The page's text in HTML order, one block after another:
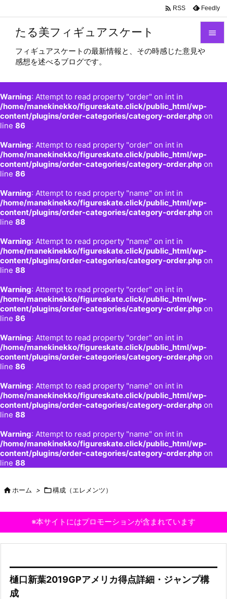
たる美フィギュアスケート
フィギュアスケートの最新情報と、その時感じた意見や
感想を述べるブログです。
Warning: Attempt to read property "order" on int in
/home/manekinekko/figureskate.click/public_html/wp-
content/plugins/order-categories/category-order.php on
line 86
Warning: Attempt to read property "order" on int in
/home/manekinekko/figureskate.click/public_html/wp-
content/plugins/order-categories/category-order.php on
line 86
Warning: Attempt to read property "name" on int in
/home/manekinekko/figureskate.click/public_html/wp-
content/plugins/order-categories/category-order.php on
line 88
Warning: Attempt to read property "name" on int in
/home/manekinekko/figureskate.click/public_html/wp-
content/plugins/order-categories/category-order.php on
line 88
Warning: Attempt to read property "order" on int in
/home/manekinekko/figureskate.click/public_html/wp-
content/plugins/order-categories/category-order.php on
line 86
Warning: Attempt to read property "order" on int in
/home/manekinekko/figureskate.click/public_html/wp-
content/plugins/order-categories/category-order.php on
line 86
Warning: Attempt to read property "name" on int in
/home/manekinekko/figureskate.click/public_html/wp-
content/plugins/order-categories/category-order.php on
line 88
Warning: Attempt to read property "name" on int in
/home/manekinekko/figureskate.click/public_html/wp-
content/plugins/order-categories/category-order.php on
line 88


前へ

 RSS Feedly
ホーム > 構成（エレメンツ）
※本サイトにはプロモーションが含まれています
樋口新葉2019GPアメリカ得点詳細・ジャンプ構
成